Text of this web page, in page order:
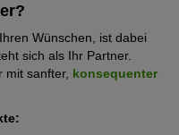
Pfoten)
von
(3
von
Sehr
schwach
ausgeprägt
Sehr
Wünschen, ist dabei
sich als Ihr Partner.
mit sanfter, konsequenter